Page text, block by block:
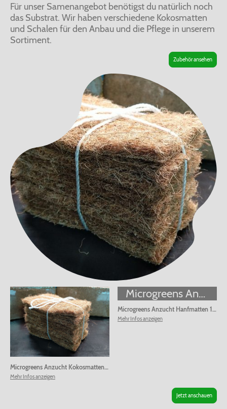
Für unser Samenangebot benötigst du natürlich noch
das Substrat. Wir haben verschiedene Kokosmatten
und Schalen für den Anbau und die Pflege in unserem
Sortiment.
Zubehör ansehen
Microgreens Anzucht Kokosmatten 10 Stück
Mehr Infos anzeigen
Microgreens Anzucht Hanfmatten 10 Stück
Microgreens Anzucht Hanfmatten 10 Stück
Mehr Infos anzeigen
Jetzt anschauen